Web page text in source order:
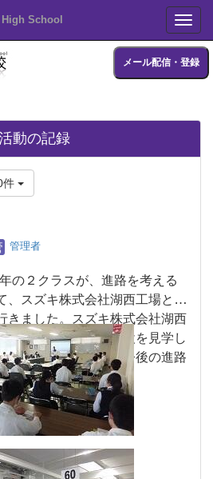
School
メール配信・登録
動の記録
件
管理者
の２クラスが、進路を考える
、スズキ株式会社湖西工場とス
きました。スズキ株式会社湖西
の講話や工場内の施設を見学し
分の姿が想像でき、今後の進路
変参考になりました。